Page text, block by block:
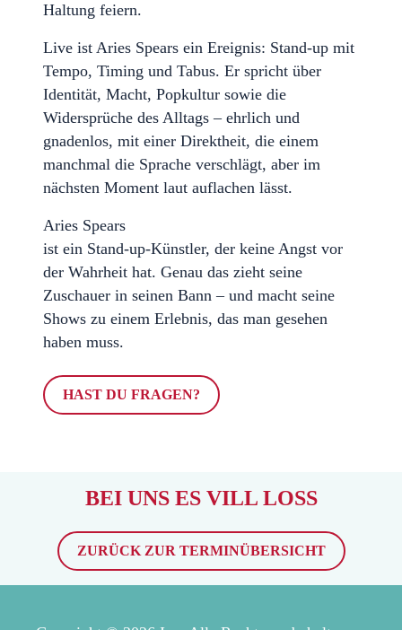
Haltung feiern.
Live ist Aries Spears ein Ereignis: Stand-up mit
Tempo, Timing und Tabus. Er spricht über
Identität, Macht, Popkultur sowie die
Widersprüche des Alltags – ehrlich und
gnadenlos, mit einer Direktheit, die einem
manchmal die Sprache verschlägt, aber im
nächsten Moment laut auflachen lässt.
Aries Spears
ist ein Stand-up-Künstler, der keine Angst vor
der Wahrheit hat. Genau das zieht seine
Zuschauer in seinen Bann – und macht seine
Shows zu einem Erlebnis, das man gesehen
haben muss.
HAST DU FRAGEN?
BEI UNS ES VILL LOSS
ZURÜCK ZUR TERMINÜBERSICHT